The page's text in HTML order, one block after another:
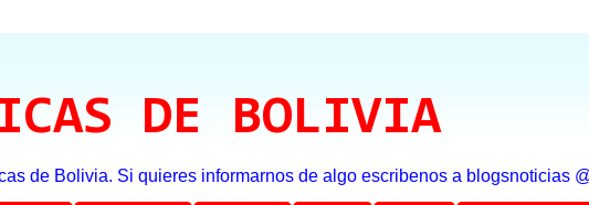
DE BOLIVIA
de Bolivia. Si quieres informarnos de algo escribenos a blogsnoticias